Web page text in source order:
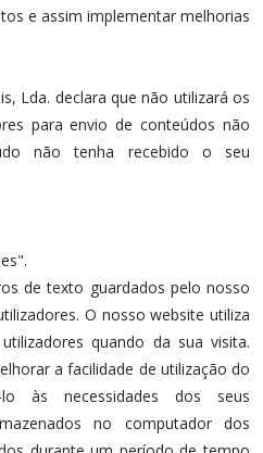
e assim implementar melhorias
Lda. declara que não utilizará os
para envio de conteúdos não
não tenha recebido o seu
de texto guardados pelo nosso
O nosso website utiliza
quando da sua visita.
a facilidade de utilização do
às necessidades dos seus
no computador dos